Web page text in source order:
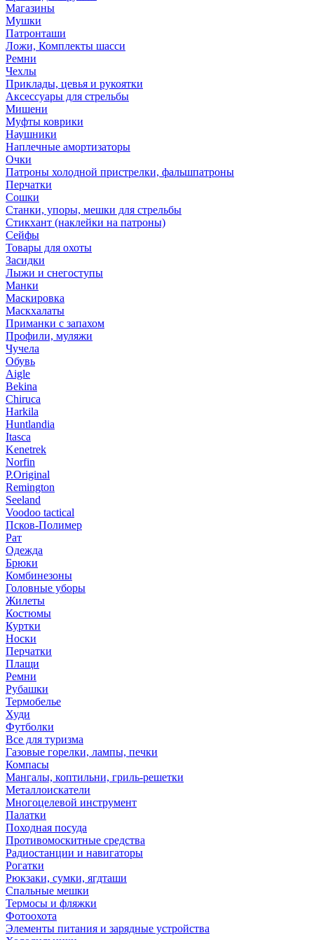
Магазины
Мушки
Патронташи
Ложи, Комплекты шасси
Ремни
Чехлы
Приклады, цевья и рукоятки
Аксессуары для стрельбы
Мишени
Муфты коврики
Наушники
Наплечные амортизаторы
Очки
Патроны холодной пристрелки, фальшпатроны
Перчатки
Сошки
Станки, упоры, мешки для стрельбы
Стикхант (наклейки на патроны)
Сейфы
Товары для охоты
Засидки
Лыжи и снегоступы
Манки
Маскировка
Маскхалаты
Приманки с запахом
Профили, муляжи
Чучела
Обувь
Aigle
Bekina
Chiruсa
Harkila
Huntlandia
Itasca
Kenetrek
Norfin
P.Original
Remington
Seeland
Voodoo tactical
Псков-Полимер
Рат
Одежда
Брюки
Комбинезоны
Головные уборы
Жилеты
Костюмы
Куртки
Носки
Перчатки
Плащи
Ремни
Рубашки
Термобелье
Худи
Футболки
Все для туризма
Газовые горелки, лампы, печки
Компасы
Мангалы, коптильни, гриль-решетки
Металлоискатели
Многоцелевой инструмент
Палатки
Походная посуда
Противомоскитные средства
Радиостанции и навигаторы
Рогатки
Рюкзаки, сумки, ягдташи
Спальные мешки
Термосы и фляжки
Фотоохота
Элементы питания и зарядные устройства